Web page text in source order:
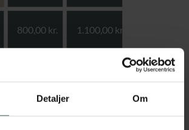
Detaljer Om
800,00 kr. 1.100,00 kr.